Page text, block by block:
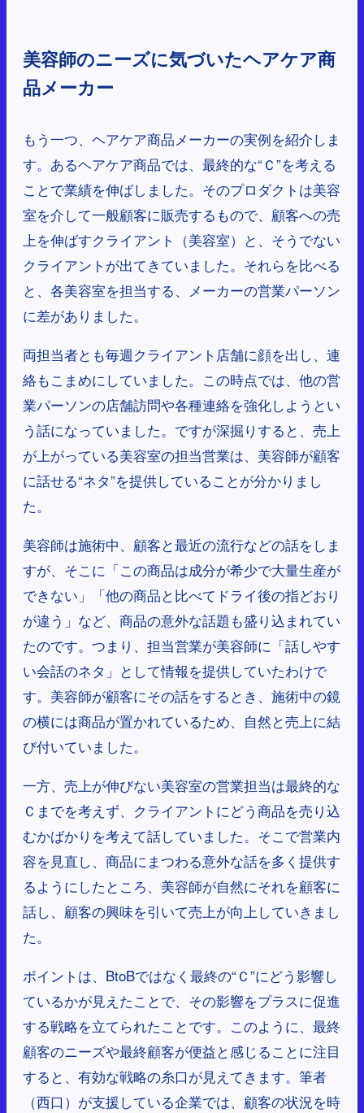
美容師のニーズに気づいたヘアケア商
品メーカー
もう一つ、ヘアケア商品メーカーの実例を紹介しま
す。あるヘアケア商品では、最終的な“Ｃ”を考える
ことで業績を伸ばしました。そのプロダクトは美容
室を介して一般顧客に販売するもので、顧客への売
上を伸ばすクライアント（美容室）と、そうでない
クライアントが出てきていました。それらを比べる
と、各美容室を担当する、メーカーの営業パーソン
に差がありました。
両担当者とも毎週クライアント店舗に顔を出し、連
絡もこまめにしていました。この時点では、他の営
業パーソンの店舗訪問や各種連絡を強化しようとい
う話になっていました。ですが深掘りすると、売上
が上がっている美容室の担当営業は、美容師が顧客
に話せる“ネタ”を提供していることが分かりまし
た。
美容師は施術中、顧客と最近の流行などの話をしま
すが、そこに「この商品は成分が希少で大量生産が
できない」「他の商品と比べてドライ後の指どおり
が違う」など、商品の意外な話題も盛り込まれてい
たのです。つまり、担当営業が美容師に「話しやす
い会話のネタ」として情報を提供していたわけで
す。美容師が顧客にその話をするとき、施術中の鏡
の横には商品が置かれているため、自然と売上に結
び付いていました。
一方、売上が伸びない美容室の営業担当は最終的な
Ｃまでを考えず、クライアントにどう商品を売り込
むかばかりを考えて話していました。そこで営業内
容を見直し、商品にまつわる意外な話を多く提供す
るようにしたところ、美容師が自然にそれを顧客に
話し、顧客の興味を引いて売上が向上していきまし
た。
ポイントは、BtoBではなく最終の“Ｃ”にどう影響し
ているかが見えたことで、その影響をプラスに促進
する戦略を立てられたことです。このように、最終
顧客のニーズや最終顧客が便益と感じることに注目
すると、有効な戦略の糸口が見えてきます。筆者
（西口）が支援している企業では、顧客の状況を時